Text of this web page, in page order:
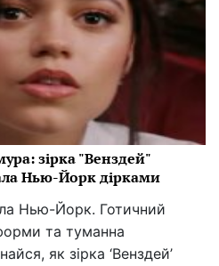
зірка "Венздей"
Нью-Йорк дірками
Нью-Йорк. Готичний
та туманна
як зірка ‘Венздей’